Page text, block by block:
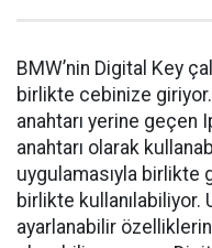
BMW’nin Digital Key
birlikte cebinize
anahtarı yerine geçen
anahtarı olarak
uygulamasıyla birlikte
birlikte kullanılabiliyor.
ayarlanabilir